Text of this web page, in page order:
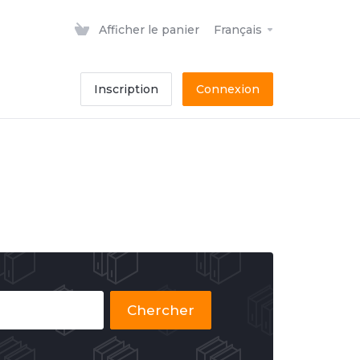
Afficher le panier Français
Inscription Connexion
Chercher